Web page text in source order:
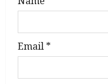
Email *